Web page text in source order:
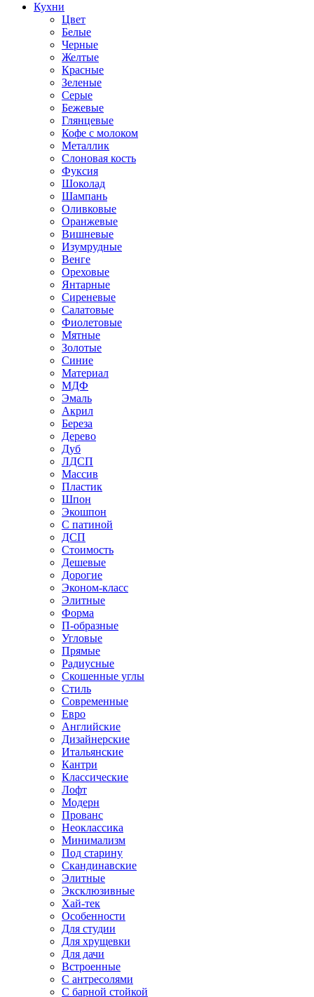
Кухни
Цвет
Белые
Черные
Желтые
Красные
Зеленые
Серые
Бежевые
Глянцевые
Кофе с молоком
Металлик
Слоновая кость
Фуксия
Шоколад
Шампань
Оливковые
Оранжевые
Вишневые
Изумрудные
Венге
Ореховые
Янтарные
Сиреневые
Салатовые
Фиолетовые
Мятные
Золотые
Синие
Материал
МДФ
Эмаль
Акрил
Береза
Дерево
Дуб
ЛДСП
Массив
Пластик
Шпон
Экошпон
С патиной
ДСП
Стоимость
Дешевые
Дорогие
Эконом-класс
Элитные
Форма
П-образные
Угловые
Прямые
Радиусные
Скошенные углы
Стиль
Современные
Евро
Английские
Дизайнерские
Итальянские
Кантри
Классические
Лофт
Модерн
Прованс
Неоклассика
Минимализм
Под старину
Скандинавские
Элитные
Эксклюзивные
Хай-тек
Особенности
Для студии
Для хрущевки
Для дачи
Встроенные
С антресолями
С барной стойкой